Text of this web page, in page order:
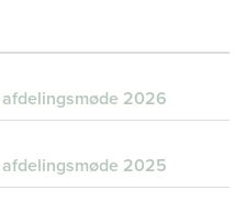
2026
2025